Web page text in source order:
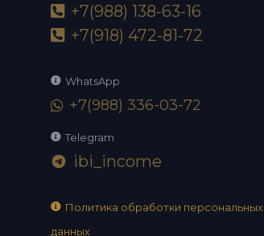
+7(988) 138-63-16
+7(918) 472-81-72
WhatsApp
+7(988) 336-03-72
Telegram
telegram ibi_income
Политика обработки персональных
данных